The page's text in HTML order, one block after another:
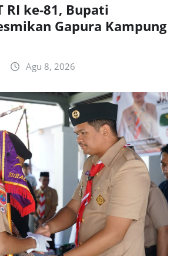
RI ke-81, Bupati
Gapura Kampung
Agu 8, 2026